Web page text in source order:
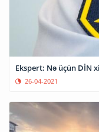
Ekspert: Nə üçün DİN
26-04-2021